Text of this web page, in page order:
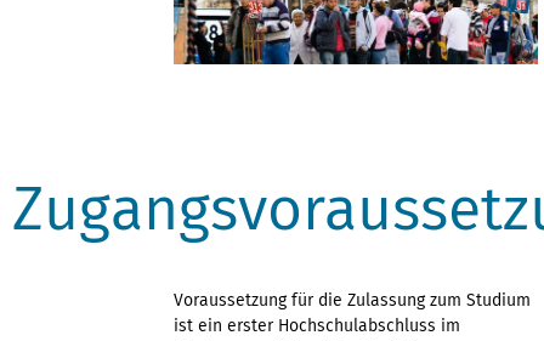
Voraussetzung für die Zulassung zum Studium
ist ein erster Hochschulabschluss im